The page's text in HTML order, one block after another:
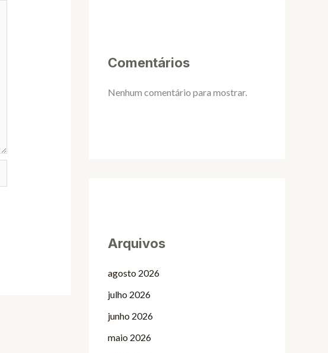
Comentários
Nenhum comentário para mostrar.
Arquivos
agosto 2026
julho 2026
junho 2026
maio 2026